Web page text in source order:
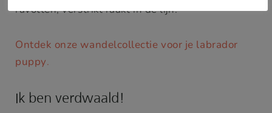
ravotten, verstrikt raakt in de lijn.
Ontdek onze wandelcollectie voor je labrador
puppy.
Ik ben verdwaald!